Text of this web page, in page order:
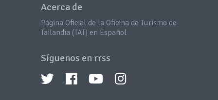
Acerca de
Página Oficial de la Oficina de Turismo de
Tailandia (TAT) en Español
Síguenos en rrss